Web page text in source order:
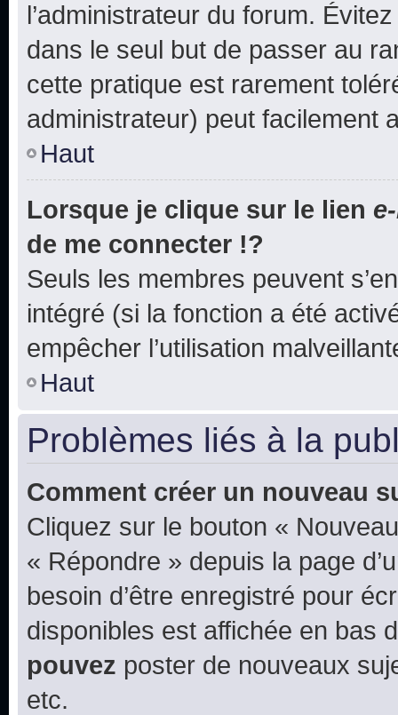
l’administrateur du forum.
dans le seul but de passer au
cette pratique est rarement
administrateur) peut facilement
Haut
Lorsque je clique sur le lien
de me connecter !?
Seuls les membres peuvent
intégré (si la fonction a été
empêcher l’utilisation
Haut
Problèmes liés à la
Comment créer un nouveau
Cliquez sur le bouton «
« Répondre » depuis la page
besoin d’être enregistré pour
disponibles est affichée en bas
pouvez poster de nouveaux
etc.